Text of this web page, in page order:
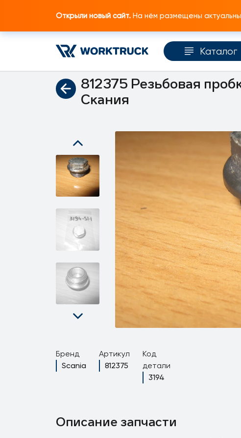
Открыли новый сайт. На нём размещены
Каталог
Главная Каталог запчастей Двигатель
812375 Резьбовая
Скания
Бренд
Scania
Артикул
812375
Код
детали
3194
Описание запчасти